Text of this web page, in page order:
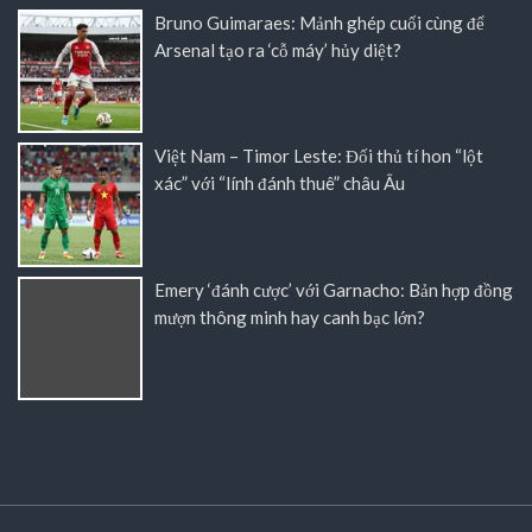
Bruno Guimaraes: Mảnh ghép cuối cùng để
Arsenal tạo ra ‘cỗ máy’ hủy diệt?
Việt Nam – Timor Leste: Đối thủ tí hon “lột
xác” với “lính đánh thuê” châu Âu
Emery ‘đánh cược’ với Garnacho: Bản hợp đồng
mượn thông minh hay canh bạc lớn?